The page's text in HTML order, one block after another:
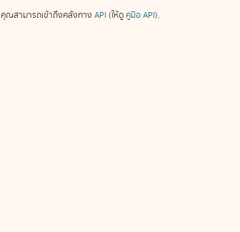
คุณสามารถเข้าถึงคลังทาง API (ให้ดู คู่มือ API).